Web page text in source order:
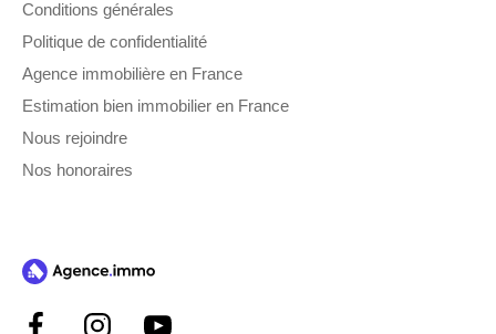
Conditions générales
Politique de confidentialité
Agence immobilière en France
Estimation bien immobilier en France
Nous rejoindre
Nos honoraires